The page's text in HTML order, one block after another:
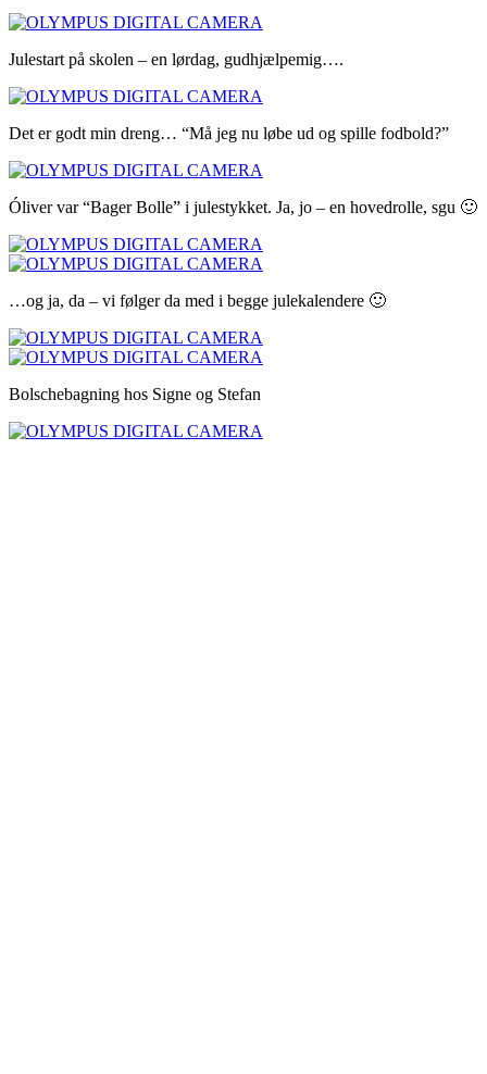
Julestart på skolen – en lørdag, gudhjælpemig….
Det er godt min dreng… “Må jeg nu løbe ud og spille fodbold?”
Óliver var “Bager Bolle” i julestykket. Ja, jo – en hovedrolle, sgu 🙂
…og ja, da – vi følger da med i begge julekalendere 🙂
Bolschebagning hos Signe og Stefan